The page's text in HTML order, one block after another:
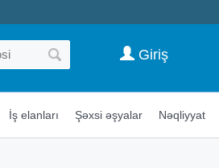
Giriş
İş elanları Şəxsi əşyalar Nəqliyyat